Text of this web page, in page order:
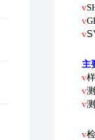
v
v
v
主
v
v
v
v